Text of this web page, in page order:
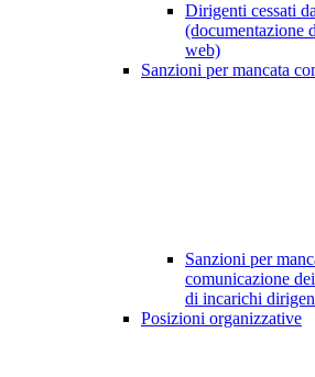
Dirigenti cessati
(documentazione
web)
Sanzioni per mancata
Sanzioni per
comunicazione
di incarichi
Posizioni organizzative